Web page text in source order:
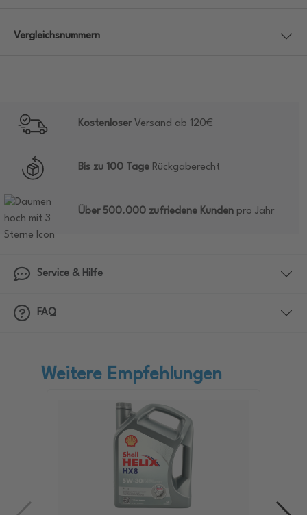
Vergleichsnummern
KostenloserVersand ab 120€
Bis zu 100 Tage Rückgaberecht
Über 500.000 zufriedene Kunden pro Jahr
Service & Hilfe
FAQ
Weitere Empfehlungen